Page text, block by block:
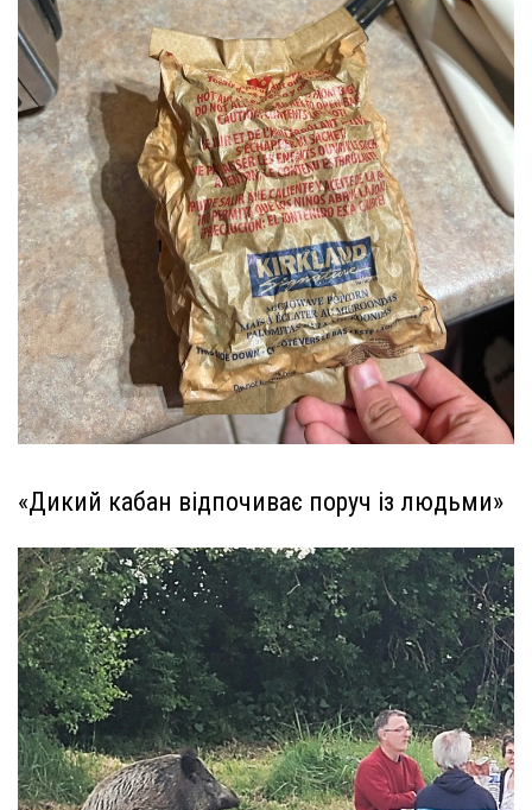
«Дикий кабан відпочиває поруч із людьми»